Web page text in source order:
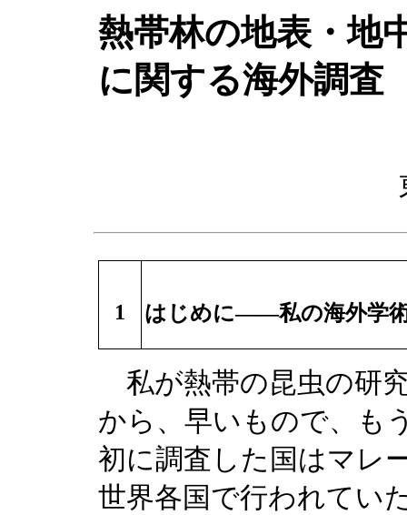
熱帯林の地表・地
に関する海外調査
1 はじめに——私の海外学
私が熱帯の昆虫の研
から、早いもので、も
初に調査した国はマレ
世界各国で行われてい